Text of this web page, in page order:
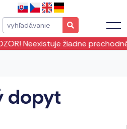
Neexistuje žiadne prechodné
dopyt